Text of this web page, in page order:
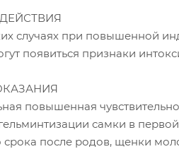
случаях при повышенной
появиться признаки
повышенная
самки в
срока после родов, щенки